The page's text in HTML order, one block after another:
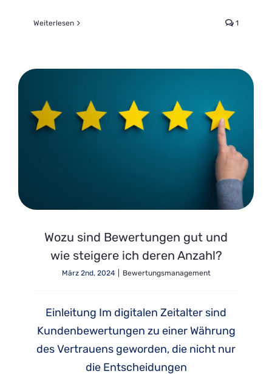
Weiterlesen 1
Wozu sind Bewertungen gut und
wie steigere ich deren Anzahl?
März 2nd, 2024 Bewertungsmanagement
Einleitung Im digitalen Zeitalter sind
Kundenbewertungen zu einer Währung
des Vertrauens geworden, die nicht nur
die Entscheidungen